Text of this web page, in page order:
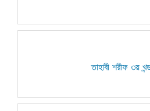
তাহাবী শরীফ ৩য়